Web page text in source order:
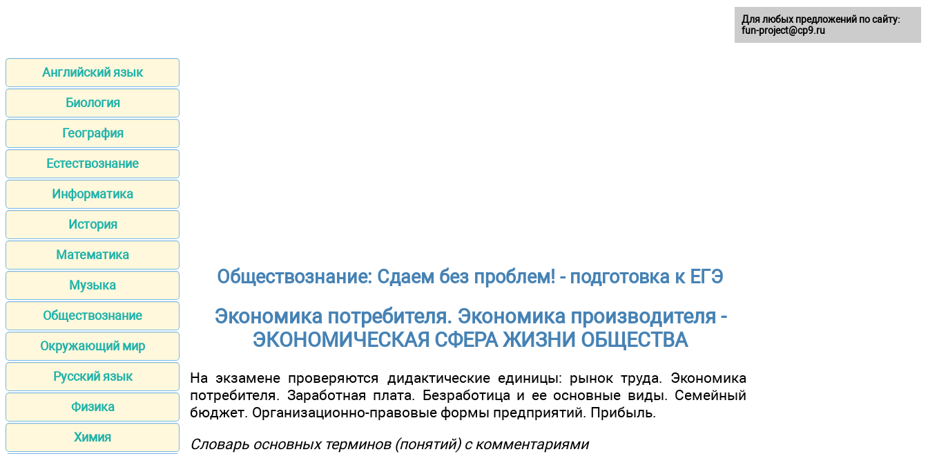
Английский язык
Биология
География
Естествознание
Информатика
История
Математика
Музыка
Обществознание
Окружающий мир
Русский язык
Физика
Химия
Обществознание: Сдаем без проблем! - подготовка к ЕГЭ
Экономика потребителя. Экономика производителя -
ЭКОНОМИЧЕСКАЯ СФЕРА ЖИЗНИ ОБЩЕСТВА
На экзамене проверяются дидактические единицы: рынок труда. Экономика
потребителя. Заработная плата. Безработица и ее основные виды. Семейный
бюджет. Организационно-правовые формы предприятий. Прибыль.
Словарь основных терминов (понятий) с комментариями
Для любых предложений по сайту:
fun-project@cp9.ru